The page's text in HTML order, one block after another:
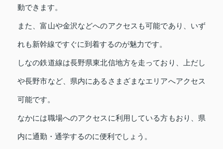
動できます。
また、富山や金沢などへのアクセスも可能であり、いず
れも新幹線ですぐに到着するのが魅力です。
しなの鉄道線は長野県東北信地方を走っており、上だし
や長野市など、県内にあるさまざまなエリアへアクセス
可能です。
なかには職場へのアクセスに利用している方もおり、県
内に通勤・通学するのに便利でしょう。